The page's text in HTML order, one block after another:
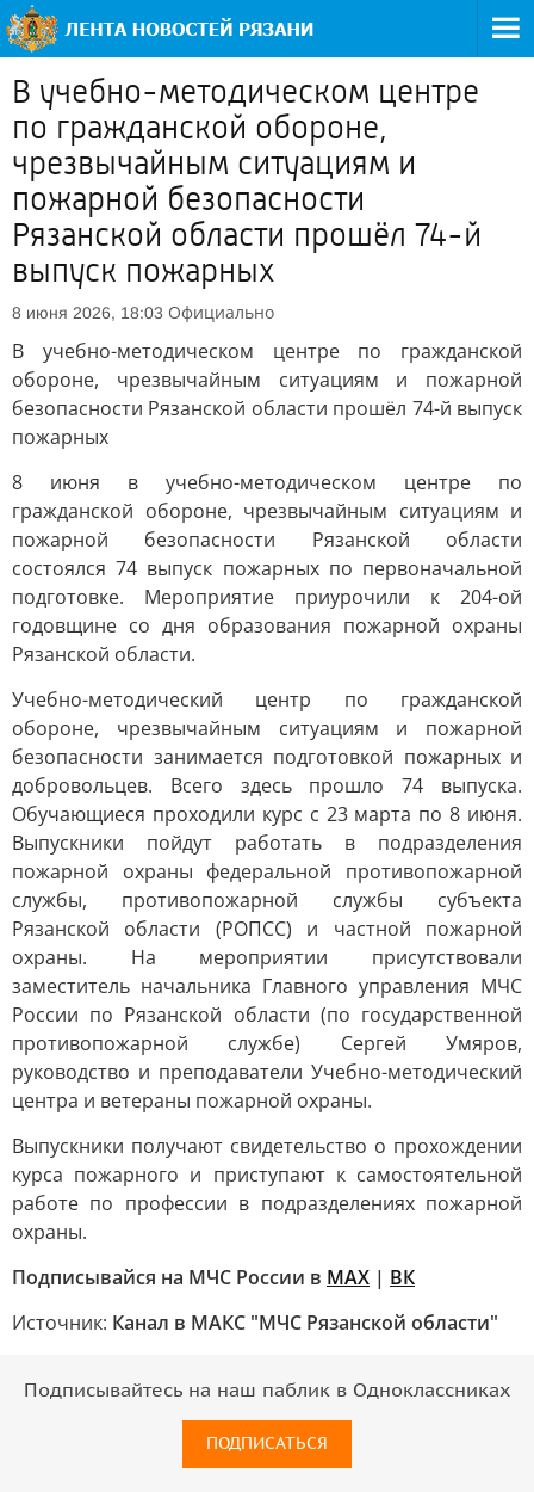
В учебно-методическом центре
по гражданской обороне,
чрезвычайным ситуациям и
пожарной безопасности
Рязанской области прошёл 74-й
выпуск пожарных
8 июня 2026, 18:03 Официально
В учебно-методическом центре по гражданской
обороне, чрезвычайным ситуациям и пожарной
безопасности Рязанской области прошёл 74-й выпуск
пожарных
8 июня в учебно-методическом центре по
гражданской обороне, чрезвычайным ситуациям и
пожарной безопасности Рязанской области
состоялся 74 выпуск пожарных по первоначальной
подготовке. Мероприятие приурочили к 204-ой
годовщине со дня образования пожарной охраны
Рязанской области.
Учебно-методический центр по гражданской
обороне, чрезвычайным ситуациям и пожарной
безопасности занимается подготовкой пожарных и
добровольцев. Всего здесь прошло 74 выпуска.
Обучающиеся проходили курс с 23 марта по 8 июня.
Выпускники пойдут работать в подразделения
пожарной охраны федеральной противопожарной
службы, противопожарной службы субъекта
Рязанской области (РОПСС) и частной пожарной
охраны. На мероприятии присутствовали
заместитель начальника Главного управления МЧС
России по Рязанской области (по государственной
противопожарной службе) Сергей Умяров,
руководство и преподаватели Учебно-методический
центра и ветераны пожарной охраны.
Выпускники получают свидетельство о прохождении
курса пожарного и приступают к самостоятельной
работе по профессии в подразделениях пожарной
охраны.
Подписывайся на МЧС России в MAX | ВК
Источник: Канал в МАКС "МЧС Рязанской области"
Подписывайтесь на наш паблик в Одноклассниках
ПОДПИСАТЬСЯ